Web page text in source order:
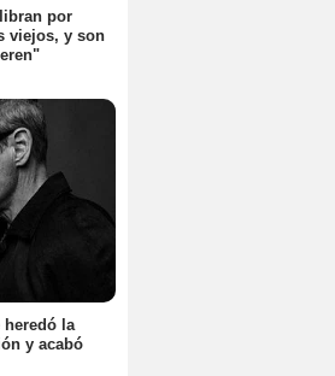
por
viejos, y son
heredó la
y acabó